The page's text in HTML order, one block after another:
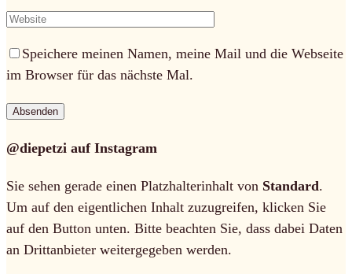
Speichere meinen Namen, meine Mail und die Webseite
im Browser für das nächste Mal.
@diepetzi auf Instagram
Sie sehen gerade einen Platzhalterinhalt von Standard.
Um auf den eigentlichen Inhalt zuzugreifen, klicken Sie
auf den Button unten. Bitte beachten Sie, dass dabei Daten
an Drittanbieter weitergegeben werden.